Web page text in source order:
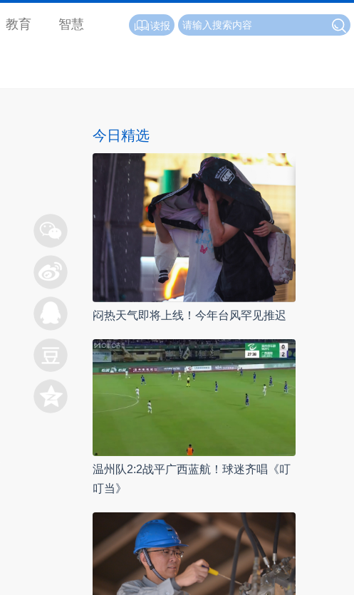
教育 智慧 读报
今日精选
闷热天气即将上线！今年台风罕见推迟
温州队2:2战平广西蓝航！球迷齐唱《叮
叮当》